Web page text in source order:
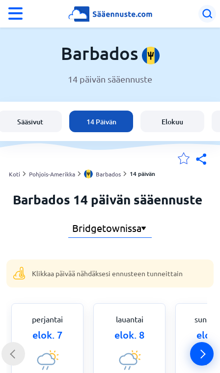
Suomi
Sijaintini
Koti
Barbados
14 päivän sääennuste
Sääsivut 14 Päivän Elokuu
Koti Pohjois-Amerikka Barbados 14 päivän
Barbados 14 päivän sääennuste
Klikkaa päivää nähdäksesi ennusteen tunneittain
perjantai
elok. 7
lauantai
elok. 8